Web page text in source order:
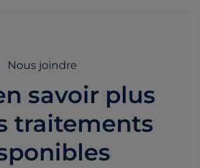
Nous joindre
savoir plus
traitements